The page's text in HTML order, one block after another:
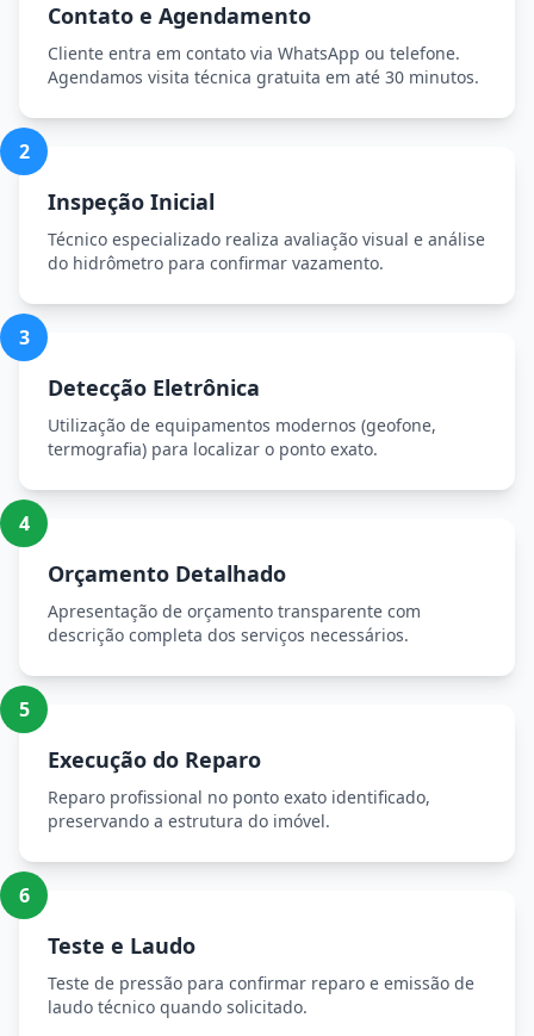
Contato e Agendamento
Cliente entra em contato via WhatsApp ou telefone.
Agendamos visita técnica gratuita em até 30 minutos.
2
Inspeção Inicial
Técnico especializado realiza avaliação visual e análise
do hidrômetro para confirmar vazamento.
3
Detecção Eletrônica
Utilização de equipamentos modernos (geofone,
termografia) para localizar o ponto exato.
4
Orçamento Detalhado
Apresentação de orçamento transparente com
descrição completa dos serviços necessários.
5
Execução do Reparo
Reparo profissional no ponto exato identificado,
preservando a estrutura do imóvel.
6
Teste e Laudo
Teste de pressão para confirmar reparo e emissão de
laudo técnico quando solicitado.